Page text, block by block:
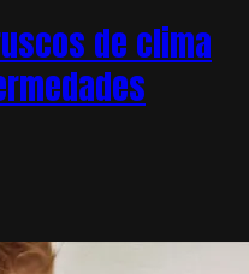
de clima